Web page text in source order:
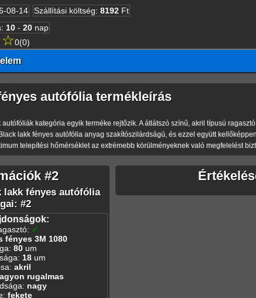
08-14 Szállítási költség: 8192 Ft
: 10- 20 nap
0(0)
autófólia termékleírás
kategória egyik terméke rejtőzik. A átlátszó színű, akril típusú
lakk fényes autófólia anyag szakítószilárdságú, és ezzel együtt
telepítési hőmérséklet az extrémebb körülményeknek való megfelelést
#2
lakk fényes autófólia
#2
: ✓
fényes 3M 1080
: 80 um
: 18 um
: akril
rugalmas
: nagy
: fekete